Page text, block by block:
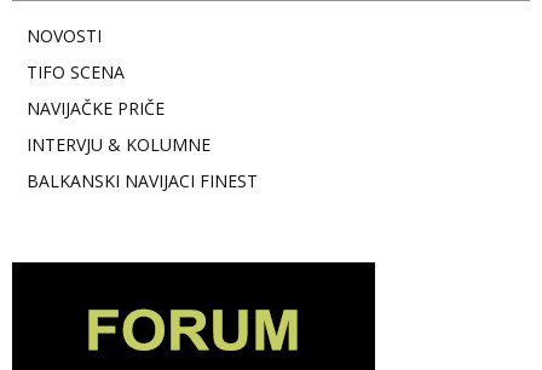
NOVOSTI
TIFO SCENA
NAVIJAČKE PRIČE
INTERVJU & KOLUMNE
BALKANSKI NAVIJACI FINEST